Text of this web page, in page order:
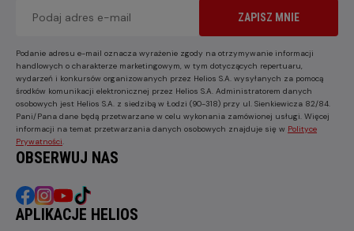
ZAPISZ MNIE
Podanie adresu e-mail oznacza wyrażenie zgody na otrzymywanie informacji
handlowych o charakterze marketingowym, w tym dotyczących repertuaru,
wydarzeń i konkursów organizowanych przez Helios S.A. wysyłanych za pomocą
środków komunikacji elektronicznej przez Helios S.A. Administratorem danych
osobowych jest Helios S.A. z siedzibą w Łodzi (90-318) przy ul. Sienkiewicza 82/84.
Pani/Pana dane będą przetwarzane w celu wykonania zamówionej usługi. Więcej
informacji na temat przetwarzania danych osobowych znajduje się w Polityce
Prywatności
OBSERWUJ NAS
APLIKACJE HELIOS